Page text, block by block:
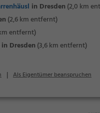
in Dresden (2,0 km
(2,6 km entfernt)
entfernt)
in Dresden (3,6 km entfernt)
| Als Eigentümer beanspruchen